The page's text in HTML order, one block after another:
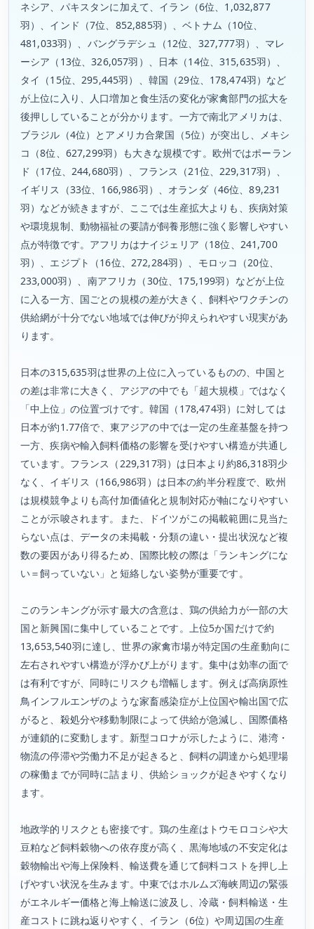
ネシア、パキスタンに加えて、イラン（6位、1,032,877
羽）、インド（7位、852,885羽）、ベトナム（10位、
481,033羽）、バングラデシュ（12位、327,777羽）、マレ
ーシア（13位、326,057羽）、日本（14位、315,635羽）、
タイ（15位、295,445羽）、韓国（29位、178,474羽）など
が上位に入り、人口増加と食生活の変化が家禽部門の拡大を
後押ししていることが分かります。一方で南北アメリカは、
ブラジル（4位）とアメリカ合衆国（5位）が突出し、メキシ
コ（8位、627,299羽）も大きな規模です。欧州ではポーラン
ド（17位、244,680羽）、フランス（21位、229,317羽）、
イギリス（33位、166,986羽）、オランダ（46位、89,231
羽）などが続きますが、ここでは生産拡大よりも、疾病対策
や環境規制、動物福祉の要請が飼養形態に強く影響しやすい
点が特徴です。アフリカはナイジェリア（18位、241,700
羽）、エジプト（16位、272,284羽）、モロッコ（20位、
233,000羽）、南アフリカ（30位、175,199羽）などが上位
に入る一方、国ごとの規模の差が大きく、飼料やワクチンの
供給網が十分でない地域では伸びが抑えられやすい現実があ
ります。
日本の315,635羽は世界の上位に入っているものの、中国と
の差は非常に大きく、アジアの中でも「超大規模」ではなく
「中上位」の位置づけです。韓国（178,474羽）に対しては
日本が約1.77倍で、東アジアの中では一定の生産基盤を持つ
一方、疾病や輸入飼料価格の影響を受けやすい構造が共通し
ています。フランス（229,317羽）は日本より約86,318羽少
なく、イギリス（166,986羽）は日本の約半分程度で、欧州
は規模競争よりも高付加価値化と規制対応が軸になりやすい
ことが示唆されます。また、ドイツがこの掲載範囲に見当た
らない点は、データの未掲載・分類の違い・提出状況など複
数の要因があり得るため、国際比較の際は「ランキングにな
い＝飼っていない」と短絡しない姿勢が重要です。
このランキングが示す最大の含意は、鶏の供給力が一部の大
国と新興国に集中していることです。上位5か国だけで約
13,653,540羽に達し、世界の家禽市場が特定国の生産動向に
左右されやすい構造が浮かび上がります。集中は効率の面で
は有利ですが、同時にリスクも増幅します。例えば高病原性
鳥インフルエンザのような家畜感染症が上位国や輸出国で広
がると、殺処分や移動制限によって供給が急減し、国際価格
が連鎖的に変動します。新型コロナが示したように、港湾・
物流の停滞や労働力不足が起きると、飼料の調達から処理場
の稼働までが同時に詰まり、供給ショックが起きやすくなり
ます。
地政学的リスクとも密接です。鶏の生産はトウモロコシや大
豆粕など飼料穀物への依存度が高く、黒海地域の不安定化は
穀物輸出や海上保険料、輸送費を通じて飼料コストを押し上
げやすい状況を生みます。中東ではホルムズ海峡周辺の緊張
がエネルギー価格と海上輸送に波及し、冷蔵・飼料輸送・生
産コストに跳ね返りやすく、イラン（6位）や周辺国の生産